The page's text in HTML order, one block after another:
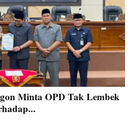
Minta OPD Tak Lembek